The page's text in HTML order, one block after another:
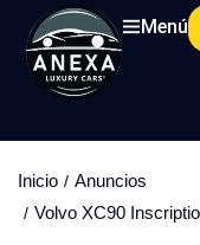
Menú
Inicio
Anuncios
Volvo XC90